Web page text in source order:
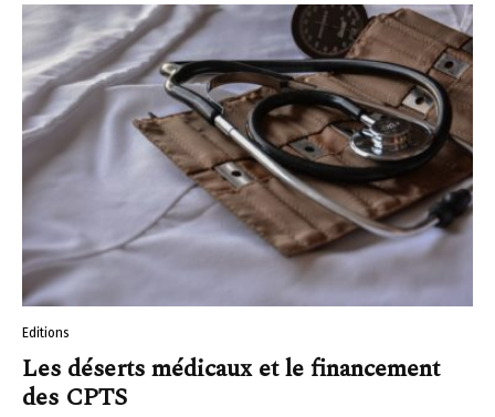
Editions
Les déserts médicaux et le financement
des CPTS